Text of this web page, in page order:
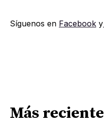
Síguenos en Facebook y
Más reciente